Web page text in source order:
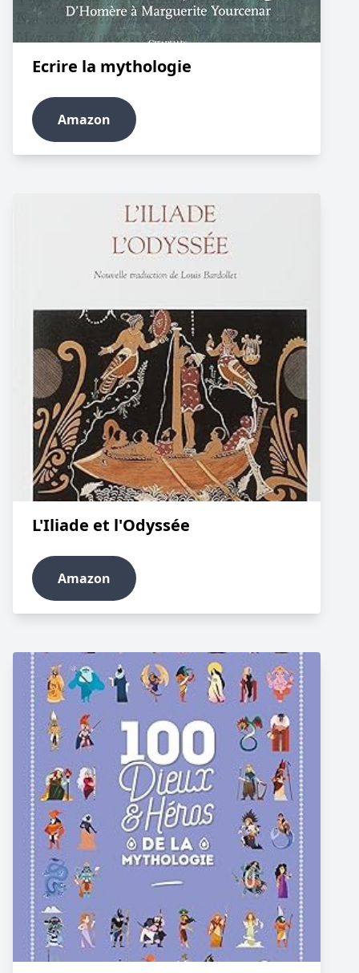
Ecrire la mythologie
Amazon
L'Iliade et l'Odyssée
Amazon